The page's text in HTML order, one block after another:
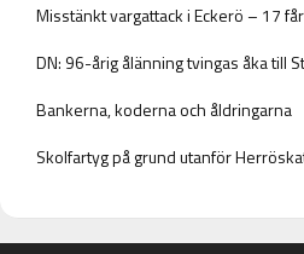
Misstänkt vargattack i Eckerö – 17
DN: 96-årig ålänning tvingas åka till
Bankerna, koderna och åldringarna
Skolfartyg på grund utanför